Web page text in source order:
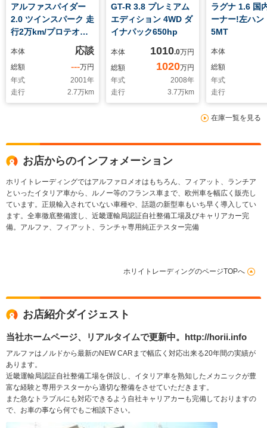
アルファスパイダー
2.0 ツインスパーク 走
行2万km/プロテオレ
ッド/整備履歴/ETC/ド
ラレコ
本体 応談
総額 ---万円
年式
2001年
走行
2.7万km
GT-R 3.8 プレミアム
エディション 4WD ダ
イナパック650hp
本体 1010.0万円
総額
1020万円
年式
2008年
走行
3.7万km
ラグナ 1.6 国
ーナー!左ハ
5MT
本体
総額
年式
走行
在庫一覧を見る
お店からのインフォメーション
ホリイトレーディングではアルファロメオはもちろん、フィアット、ランチア
といったイタリア車から、ルノー等のフランス車まで、欧州車を幅広く販売し
ています。正規輸入されていない車種や、話題の新型車もいち早く導入してい
ます。全車徹底整備渡し、近畿運輸局認証自社整備工場及びキャリアカー完
備。アルファ、フィアット、ランチャ専用純正テスター完備
ホリイトレーディングのページTOPへ
お店紹介ダイジェスト
当社ホームページ、リアルタイムで更新中。http://horii.info
アルファはノルドから最新のNEW CARまで幅広く対応出来る20年間の実績が
あります。
近畿運輸局認証自社整備工場を併設し、イタリア車を熟知したメカニックが豊
富な経験と専用テスターから適切な整備をさせていただきます。
また急なトラブルにも対応できるよう自社キャリアカーも完備しておりますの
で、お車の事なら何でもご相談下さい。